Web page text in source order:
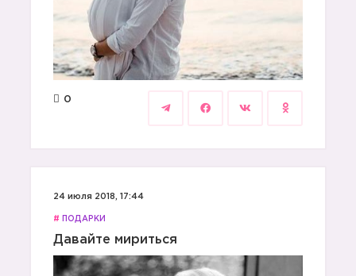
0
24 июля 2018, 17:44
# ПОДАРКИ
Давайте мириться